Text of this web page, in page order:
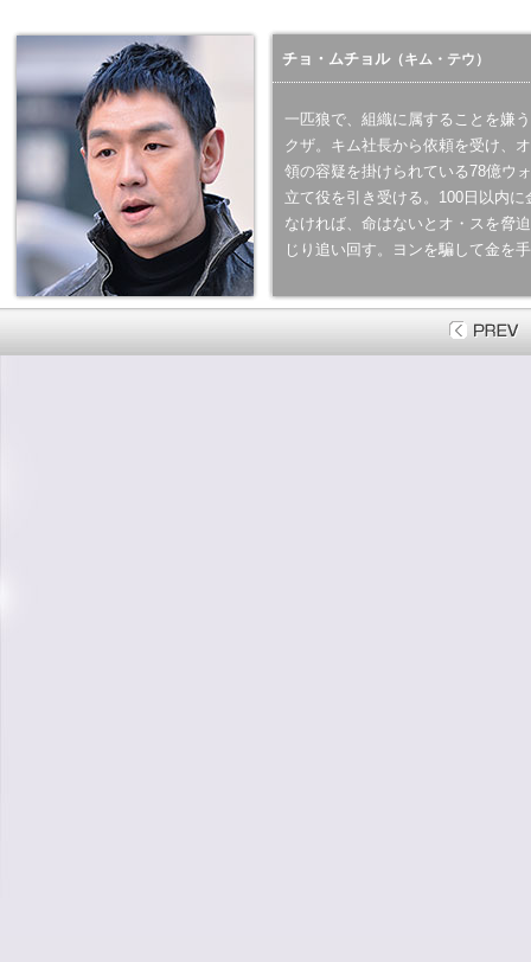
チョ・ムチョル（キム・テウ）
一匹狼で、組織に属することを嫌
クザ。キム社長から依頼を受け、
領の容疑を掛けられている78億ウ
立て役を引き受ける。100日以内に
なければ、命はないとオ・スを脅
じり追い回す。ヨンを騙して金を
つてはオ・スの親しい兄貴分だっ
の女を自分から奪ったあげく残酷
なせてしまったオ・スに恨みを抱